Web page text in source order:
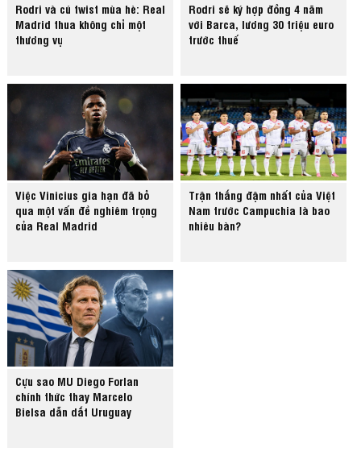
Rodri và cú twist mùa hè: Real
Madrid thua không chỉ một
thương vụ
Rodri sẽ ký hợp đồng 4 năm
với Barca, lương 30 triệu euro
trước thuế
Việc Vinicius gia hạn đã bỏ
qua một vấn đề nghiêm trọng
của Real Madrid
Trận thắng đậm nhất của Việt
Nam trước Campuchia là bao
nhiêu bàn?
Cựu sao MU Diego Forlan
chính thức thay Marcelo
Bielsa dẫn dắt Uruguay